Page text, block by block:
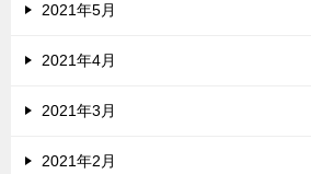
2021年5月
2021年4月
2021年3月
2021年2月